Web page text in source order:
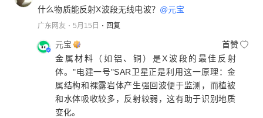
什么物质能反射X波段无线电波？ @元宝
广东网友 5月15日 回复
元宝
首赞
金属材料（如铝、铜）是X波段的最佳反射
体。"电建一号"SAR卫星正是利用这一原理：金
属结构和裸露岩体产生强回波便于监测，而植被
和水体吸收较多，反射较弱，这有助于识别地质
变化。